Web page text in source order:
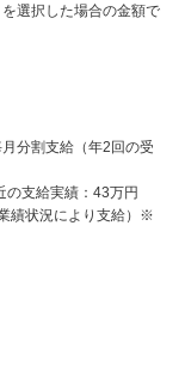
選択した場合の金額で
分割支給（年2回の受
支給実績：43万円
績状況により支給）※